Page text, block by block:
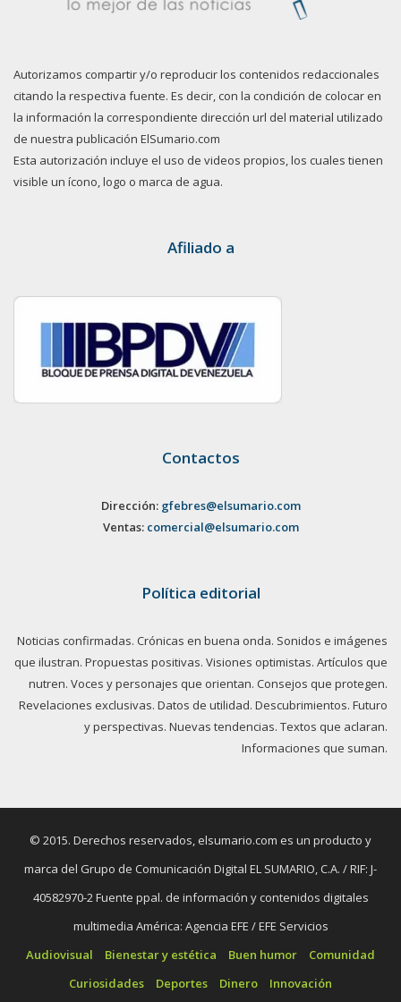
Autorizamos compartir y/o reproducir los contenidos redaccionales
citando la respectiva fuente. Es decir, con la condición de colocar en
la información la correspondiente dirección url del material utilizado
de nuestra publicación ElSumario.com
Esta autorización incluye el uso de videos propios, los cuales tienen
visible un ícono, logo o marca de agua.
Afiliado a
Contactos
Dirección: gfebres@elsumario.com
Ventas: comercial@elsumario.com
Política editorial
Noticias confirmadas. Crónicas en buena onda. Sonidos e imágenes
que ilustran. Propuestas positivas. Visiones optimistas. Artículos que
nutren. Voces y personajes que orientan. Consejos que protegen.
Revelaciones exclusivas. Datos de utilidad. Descubrimientos. Futuro
y perspectivas. Nuevas tendencias. Textos que aclaran.
Informaciones que suman.
© 2015. Derechos reservados, elsumario.com es un producto y
marca del Grupo de Comunicación Digital EL SUMARIO, C.A. / RIF: J-
40582970-2 Fuente ppal. de información y contenidos digitales
multimedia América: Agencia EFE / EFE Servicios
Audiovisual
Bienestar y estética Buen humor
Comunidad
Curiosidades
Deportes Dinero Innovación